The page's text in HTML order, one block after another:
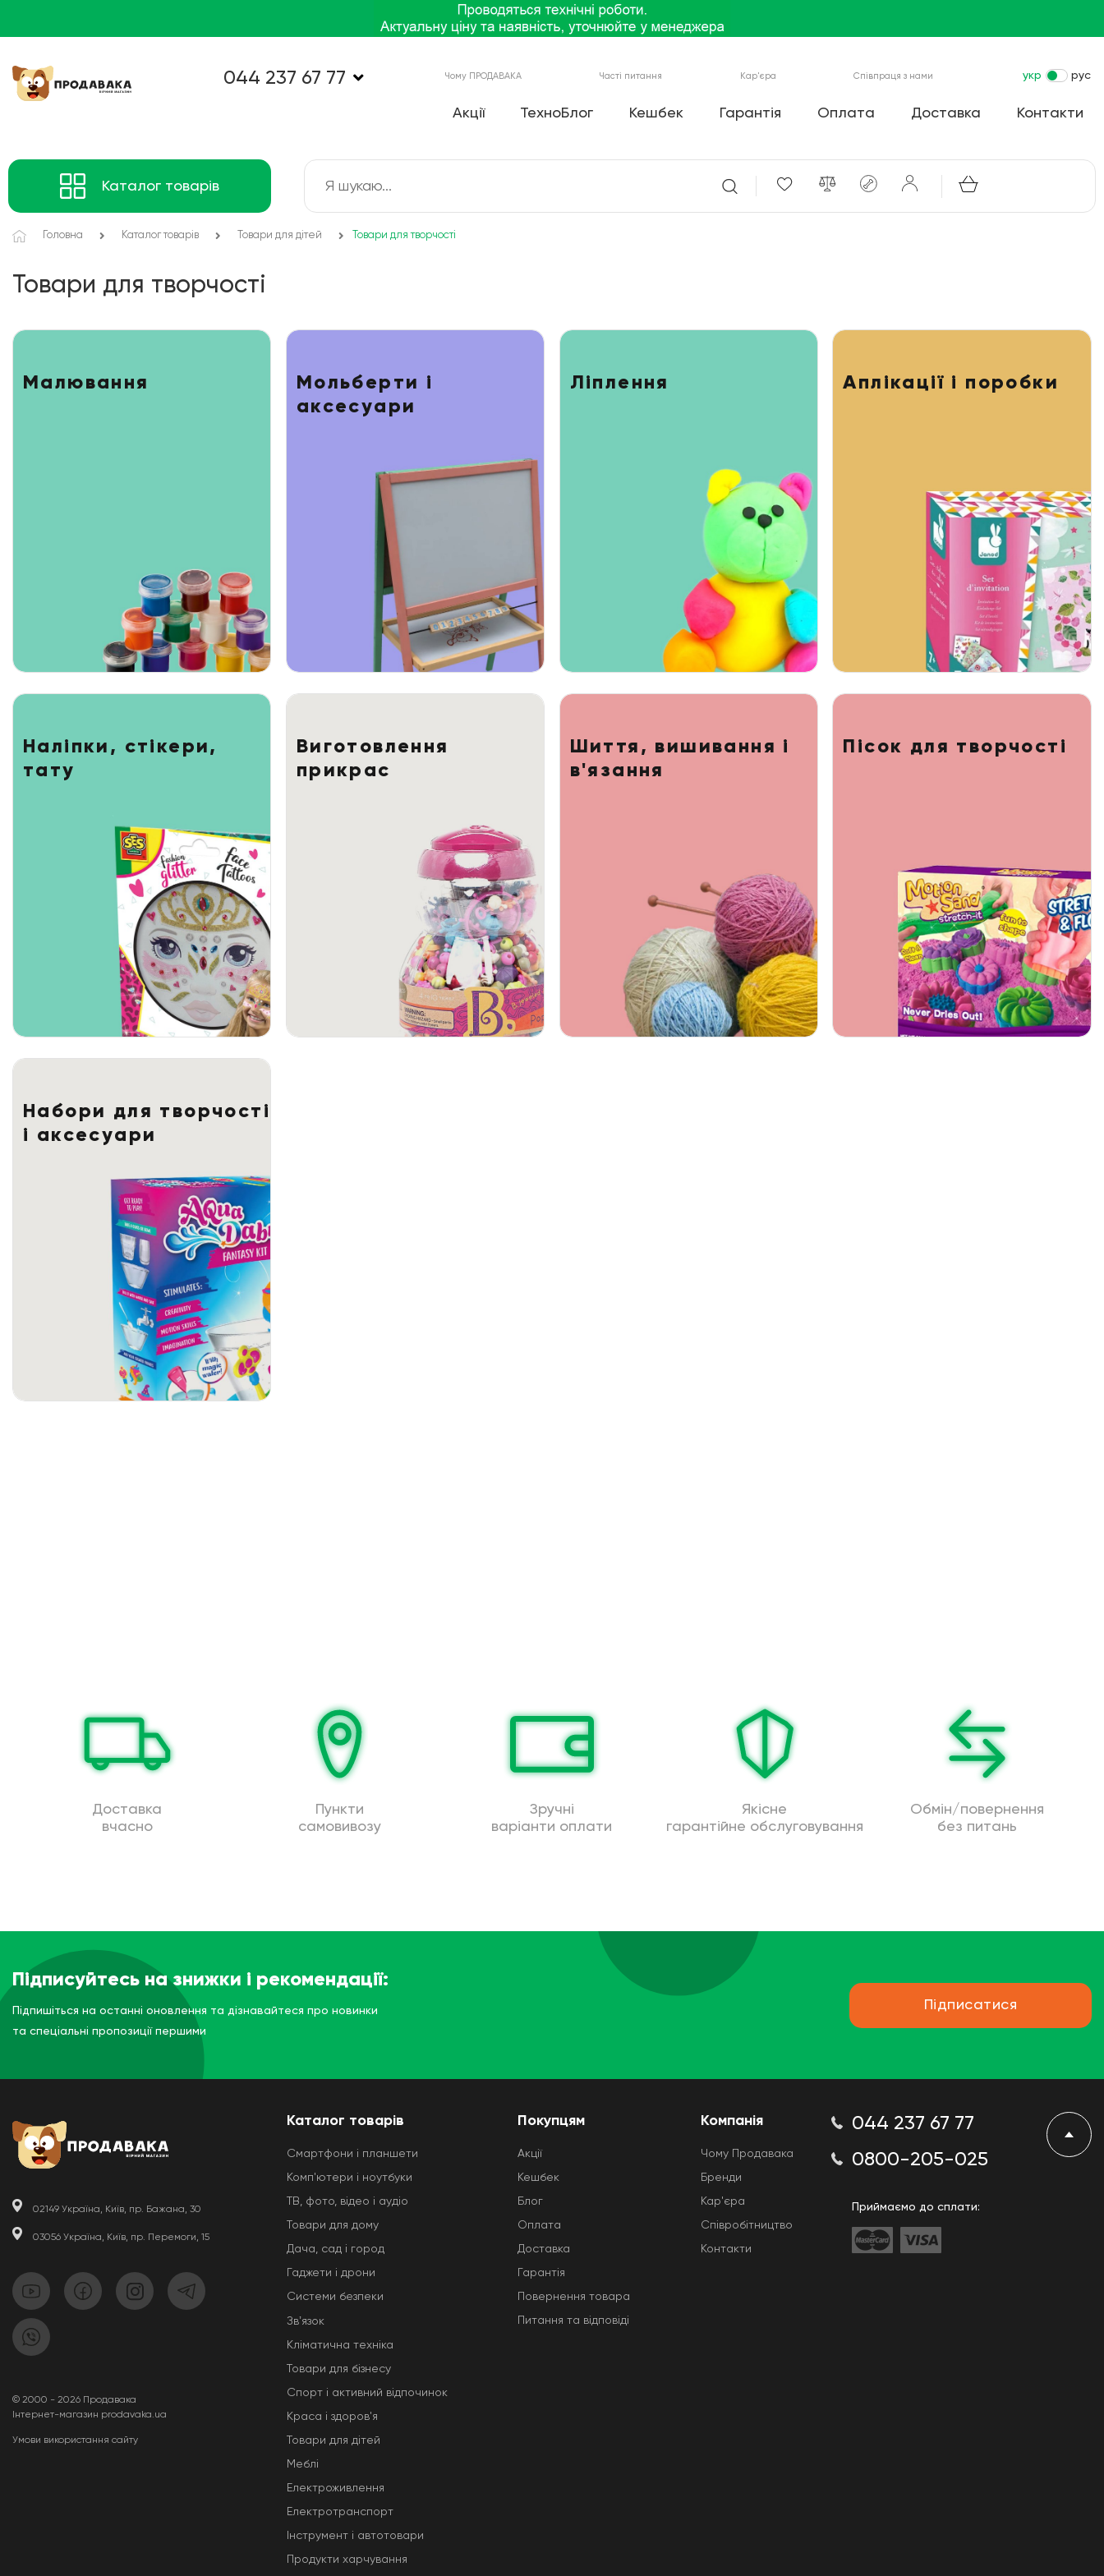
044 237 67 77 Чому ПРОДАВАКА Часті питання Кар'єра Співпраця з нами укр рус
Акції ТехноБлог Кешбек Гарантія Оплата Доставка Контакти
Каталог товарів
Головна Каталог товарів Товари для дітей Товари для творчості
Товари для творчості
Малювання
Мольберти і
аксесуари
Ліплення Аплікації і поробки
Наліпки, стікери,
тату
Виготовлення
прикрас
Шиття, вишивання і
в'язання
Пісок для творчості
Набори для творчості
і аксесуари
Доставка
вчасно
Пункти
самовивозу
Зручні
варіанти оплати
Якісне
гарантійне обслуговування
Обмін/повернення
без питань
Підписуйтесь на знижки і рекомендації:
Підпишіться на останні оновлення та дізнавайтеся про новинки
та спеціальні пропозиції першими
Підписатися
02149 Україна, Київ, пр. Бажана, 30
03056 Україна, Київ, пр. Перемоги, 15
© 2000 - 2026 Продавака
Інтернет-магазин prodavaka.ua
Умови використання сайту
Каталог товарів
Смартфони і планшети
Комп'ютери і ноутбуки
ТВ, фото, відео і аудіо
Товари для дому
Дача, сад і город
Гаджети і дрони
Системи безпеки
Звʼязок
Кліматична техніка
Товари для бізнесу
Спорт і активний відпочинок
Краса і здоров'я
Товари для дітей
Меблі
Електроживлення
Електротранспорт
Інструмент і автотовари
Продукти харчування
Покупцям
Акції
Кешбек
Блог
Оплата
Доставка
Гарантія
Повернення товара
Питання та відповіді
Компанія
Чому Продавака
Бренди
Кар'єра
Співробітництво
Контакти
044 237 67 77
0800-205-025
Приймаємо до сплати: